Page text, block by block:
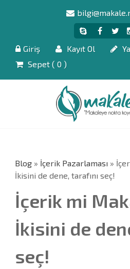
Giriş Kayıt Ol
Sepet ( 0 )
Blog » İçerik Pazarlaması »
İkisini de dene, tarafını seç!
İçerik mi
İkisini de
seç!